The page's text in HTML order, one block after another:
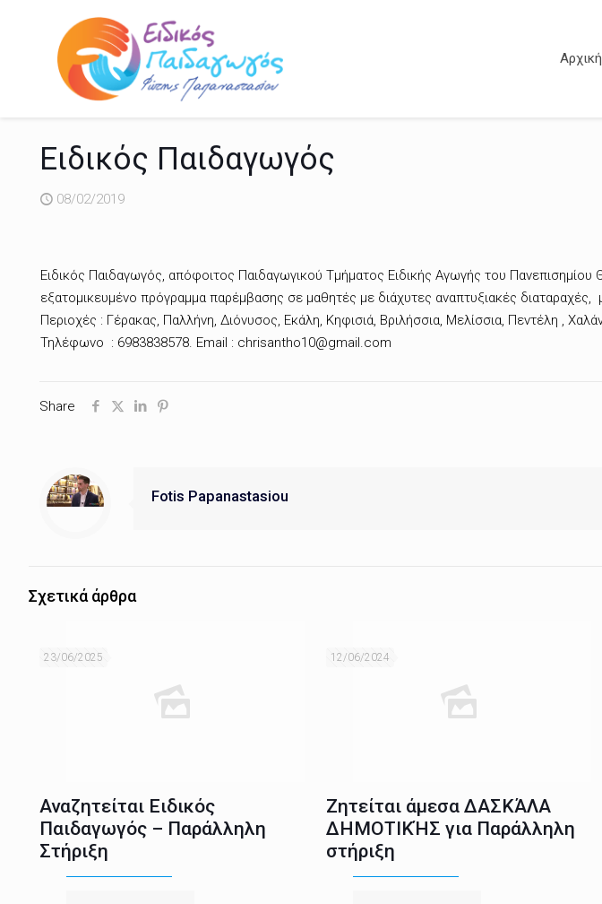
Αρχική
Ειδικός Παιδαγωγός
08/02/2019
Ειδικός Παιδαγωγός, απόφοιτος Παιδαγωγικού Τμήματος Ειδικής Αγωγής του
εξατομικευμένο πρόγραμμα παρέμβασης σε μαθητές με διάχυτες αναπτυξιακές
Περιοχές : Γέρακας, Παλλήνη, Διόνυσος, Εκάλη, Κηφισιά, Βριλήσσια, Μελίσσια, Πεντέλη ,
Τηλέφωνο : 6983838578. Email : chrisantho10@gmail.com
Share
Fotis Papanastasiou
Σχετικά άρθρα
23/06/2025
Αναζητείται Ειδικός
Παιδαγωγός – Παράλληλη
Στήριξη
12/06/2024
Ζητείται άμεσα ΔΑΣΚΆΛΑ
ΔΗΜΟΤΙΚΉΣ για Παράλληλη
στήριξη